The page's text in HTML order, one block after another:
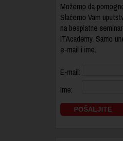
Možemo da
Slaćemo Vam
na besplatne
ITAcademy. Samo
e-mail i ime.
E-mail:
Ime: